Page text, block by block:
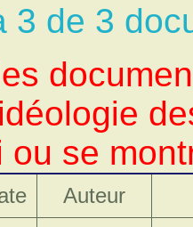
3 de 3
ou se
Auteur